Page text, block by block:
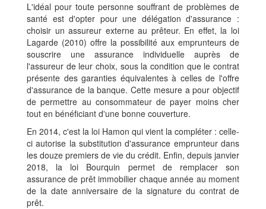
L'idéal pour toute personne souffrant de problèmes de
santé est d'opter pour une délégation d'assurance :
choisir un assureur externe au prêteur. En effet, la loi
Lagarde (2010) offre la possibilité aux emprunteurs de
souscrire une assurance individuelle auprès de
l'assureur de leur choix, sous la condition que le contrat
présente des garanties équivalentes à celles de l'offre
d'assurance de la banque. Cette mesure a pour objectif
de permettre au consommateur de payer moins cher
tout en bénéficiant d'une bonne couverture.
En 2014, c'est la loi Hamon qui vient la compléter : celle-
ci autorise la substitution d'assurance emprunteur dans
les douze premiers de vie du crédit. Enfin, depuis janvier
2018, la loi Bourquin permet de remplacer son
assurance de prêt immobilier chaque année au moment
de la date anniversaire de la signature du contrat de
prêt.